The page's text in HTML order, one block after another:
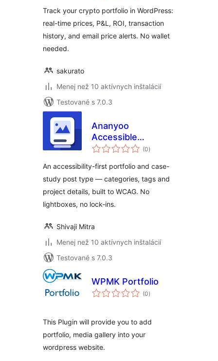
Track your crypto portfolio in WordPress:
real-time prices, P&L, ROI, transaction
history, and email price alerts. No wallet
needed.
sakurato
Menej než 10 aktívnych inštalácií
Testované s 7.0.3
Ananyoo
Accessible
Portfolio – Case
Gallery
(0celkové
hodnotenie
)
An accessibility-first portfolio and case-
study post type — categories, tags and
project details, built to WCAG. No
lightboxes, no lock-ins.
Shivaji Mitra
Menej než 10 aktívnych inštalácií
Testované s 7.0.3
WPMK Portfolio
(0celkové
hodnotenie
)
This Plugin will provide you to add
portfolio, media gallery into your
wordpress website.